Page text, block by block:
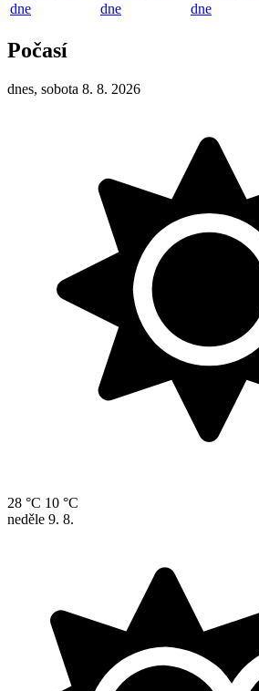
dne
dne
dne
Počasí
dnes, sobota 8. 8. 2026
28 °C 10 °C
neděle 9. 8.